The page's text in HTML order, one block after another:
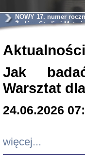
NOWY 17. numer
Żydów. Studia i
Aktualności
Jak
Warsztat
24.06.2026
więcej...